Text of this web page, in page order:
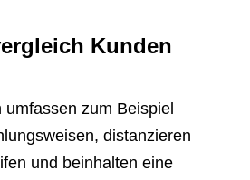
Kunden
zum Beispiel
distanzieren
und beinhalten eine